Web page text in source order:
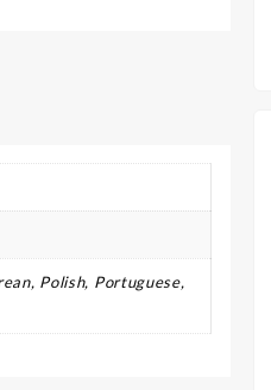
Polish, Portuguese,